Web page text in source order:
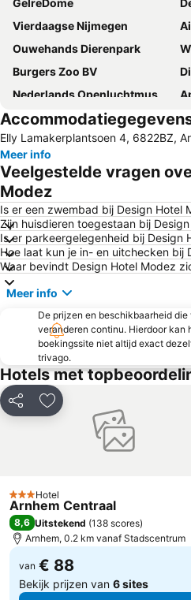
GelreDome
Vierdaagse Nijmegen
Ouwehands Dierenpark
Burgers Zoo BV
Nederlands Openluchtmuseum
Kröller-Müller Museum
Eiland van Maurik
Schloss Moyland
Die Rheinpromenade
Berg en Bos
Museum Wasserburg Anholt
Huis Doorn
Alem
Beemster Polder
Amusementspark Tivoli
Inselbad BAHIA
Inselgasthof Nass
Rheinterrassen
Freizeitpark Wisseler See
Schleuse Wardhausen
Hof von Holland
Freizeitzentrum Xanten
Old twon of Kalkar
Elly Lamakerplantsoen 4, 6822BZ,
Meer info
Veelgestelde vragen
Modez
Is er een zwembad bij Design Hotel
Zijn huisdieren toegestaan bij
Is er parkeergelegenheid bij Design
Hoe laat kun je in- en uitchecken bij
Waar bevindt Design Hotel Modez
Meer info
De prijzen en beschikbaarheid
veranderen continu. Hierdoor kan
boekingssite niet altijd exact
trivago.
Hotels met
Delen Toevoegen aan
3 Sterren
Hotel
Arnhem Centraal
8,6 Uitstekend (138 scores)
Arnhem, 0.2 km vanaf Stadscentrum
van € 88
Bekijk prijzen van 6 sites